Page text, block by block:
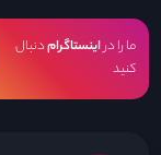
ما را دراینستاگرامدنبال
کنید